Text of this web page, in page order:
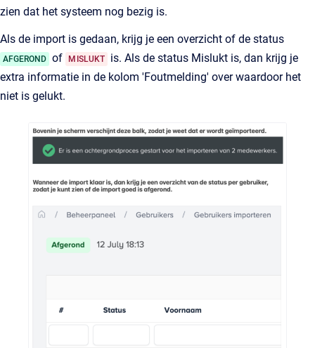
zien dat het systeem nog bezig is.
Als de import is gedaan, krijg je een overzicht of de status
AFGEROND of MISLUKT
is. Als de status Mislukt is, dan krijg je
extra informatie in de kolom 'Foutmelding' over waardoor het
niet is gelukt.